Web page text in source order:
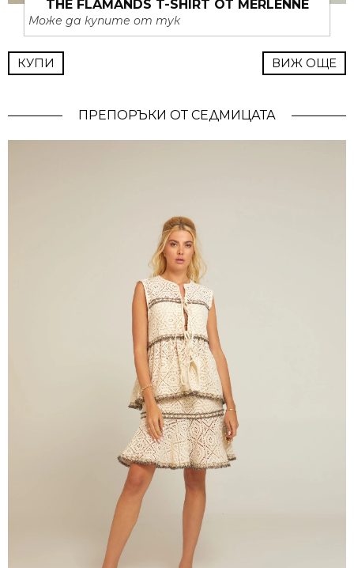
THE FLAMANDS T-SHIRT ОТ MERLENNE
Може да купите от тук
КУПИ ВИЖ ОЩЕ
ПРЕПОРЪКИ ОТ СЕДМИЦАТА